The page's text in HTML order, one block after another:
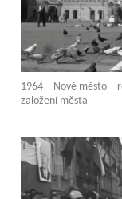
1964 – Nové město –
založení města